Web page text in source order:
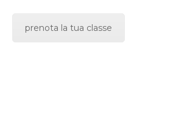
prenota la tua classe